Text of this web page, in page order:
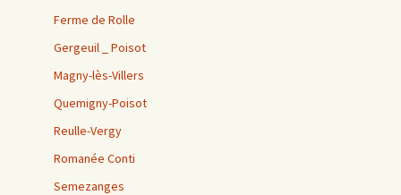
Ferme de Rolle
Gergeuil _ Poisot
Magny-lès-Villers
Quemigny-Poisot
Reulle-Vergy
Romanée Conti
Semezanges